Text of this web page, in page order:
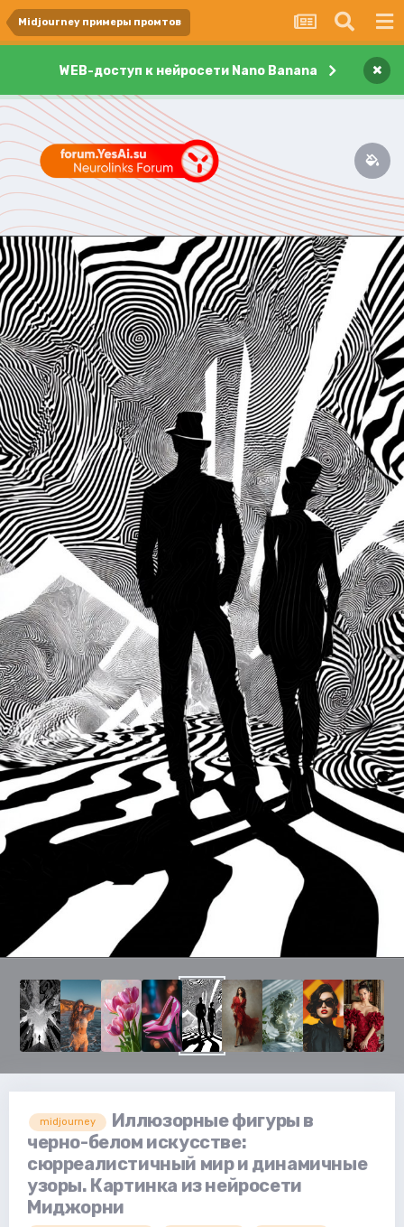
Midjourney примеры промтов
WEB-доступ к нейросети Nano Banana ×
midjourney
Иллюзорные фигуры в
черно-белом искусстве:
сюрреалистичный мир и динамичные
узоры. Картинка из нейросети
Миджорни